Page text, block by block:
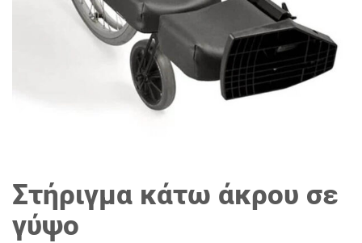
Στήριγμα κάτω άκρου σε
γύψο